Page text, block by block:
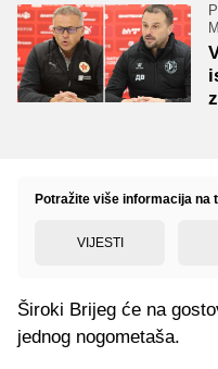
Potražite više informacija na
VIJESTI
Široki Brijeg će na
jednog nogometaša.